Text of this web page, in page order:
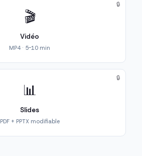
🎬
Vidéo
MP4 · 5-10 min
🔒
📊
Slides
PDF + PPTX modifiable
🔒